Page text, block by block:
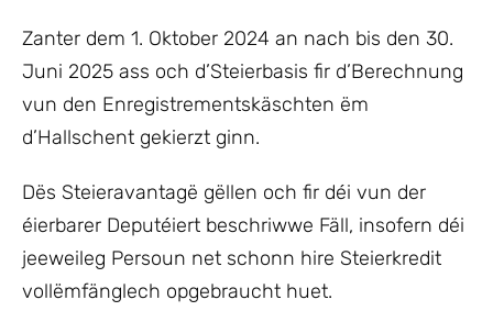
Zanter dem 1. Oktober 2024 an nach bis den 30.
Juni 2025 ass och d’Steierbasis fir d’Berechnung
vun den Enregistrementskäschten ëm
d’Hallschent gekierzt ginn.
Dës Steieravantagë gëllen och fir déi vun der
éierbarer Deputéiert beschriwwe Fäll, insofern déi
jeeweileg Persoun net schonn hire Steierkredit
vollëmfänglech opgebraucht huet.